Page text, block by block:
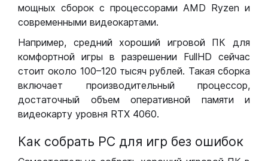
мощных сборок с процессорами AMD Ryzen и
современными видеокартами.
Например, средний хороший игровой ПК для
комфортной игры в разрешении FullHD сейчас
стоит около 100–120 тысяч рублей. Такая сборка
включает производительный процессор,
достаточный объем оперативной памяти и
видеокарту уровня RTX 4060.
Как собрать РС для игр без ошибок